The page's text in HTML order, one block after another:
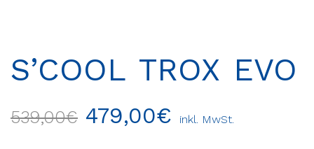
S’COOL TROX EVO
539,00€ 479,00€ inkl. MwSt.